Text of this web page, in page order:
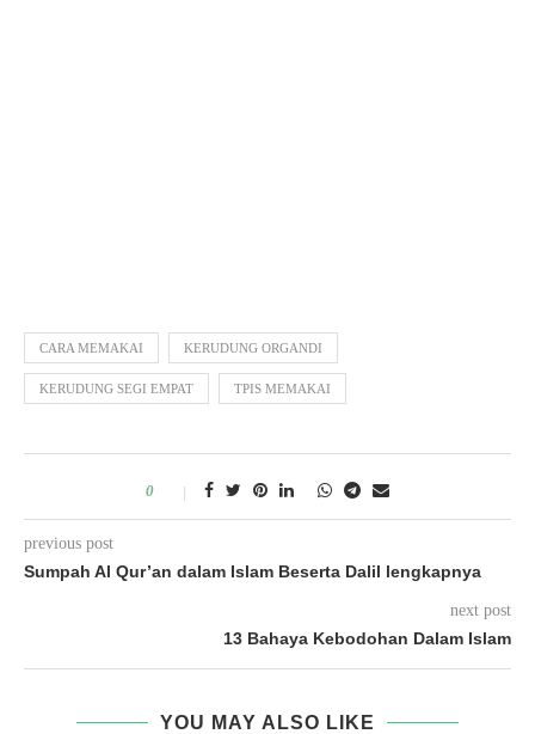
CARA MEMAKAI KERUDUNG ORGANDI
KERUDUNG SEGI EMPAT TPIS MEMAKAI
0
previous post
Sumpah Al Qur’an dalam Islam Beserta Dalil lengkapnya
next post
13 Bahaya Kebodohan Dalam Islam
YOU MAY ALSO LIKE